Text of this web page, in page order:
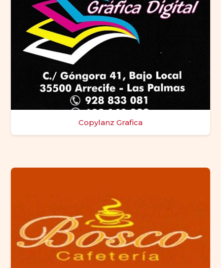
Copylanz Grafica